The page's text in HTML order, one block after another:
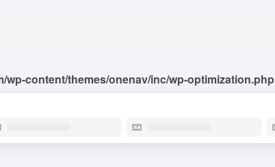
wp-content/themes/onenav/inc/wp-optimization.php